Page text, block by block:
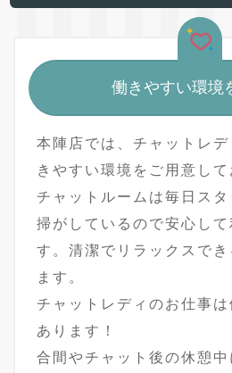
働きやすい環境
本陣店では、チャットレ
きやすい環境をご用意して
チャットルームは毎日ス
掃がしているので安心して
す。清潔でリラックスで
ます。
チャットレディのお仕事
あります！
合間やチャット後の休憩中